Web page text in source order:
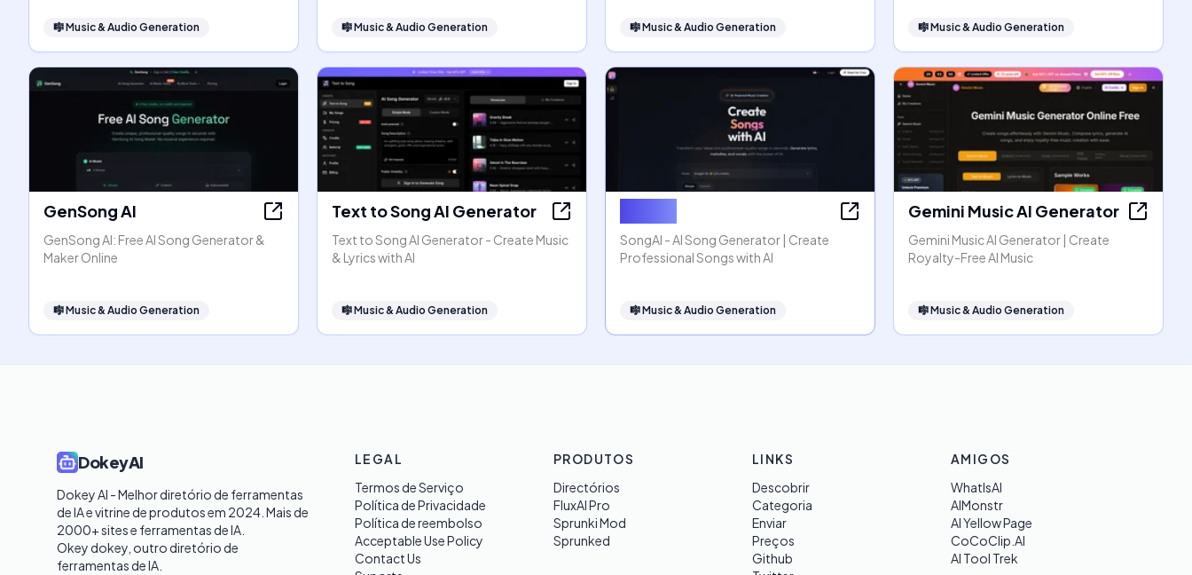
🎼Music & Audio Generation 🎼Music & Audio Generation 🎼Music & Audio Generation 🎼Music & Audio Generation
GenSong AI
GenSong AI: Free AI Song Generator &
Maker Online
🎼Music & Audio Generation
Text to Song AI Generator
Text to Song AI Generator - Create Music
& Lyrics with AI
🎼Music & Audio Generation
SongAI - AI Song Generator | Create
Professional Songs with AI
🎼Music & Audio Generation
Gemini Music AI Generator
Gemini Music AI Generator | Create
Royalty-Free AI Music
🎼Music & Audio Generation
DokeyAI
Dokey AI - Melhor diretório de ferramentas
de IA e vitrine de produtos em 2024. Mais de
2000+ sites e ferramentas de IA.
Okey dokey, outro diretório de
ferramentas de IA.
LEGAL
Termos de Serviço
Política de Privacidade
Política de reembolso
Acceptable Use Policy
Contact Us
PRODUTOS
Directórios
FluxAI Pro
Sprunki Mod
Sprunked
LINKS
Descobrir
Categoria
Enviar
Preços
Github
AMIGOS
WhatIsAI
AIMonstr
AI Yellow Page
CoCoClip.AI
AI Tool Trek